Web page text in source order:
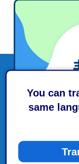
You can
same